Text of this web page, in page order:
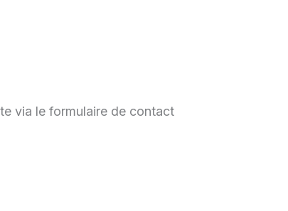
via le formulaire de contact